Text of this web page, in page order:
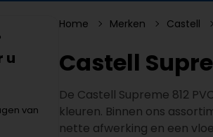
u
van
Home Merken Castell
Castell
De Castell Supreme 812
kleuren. Binnen ons
nette afwerking en een